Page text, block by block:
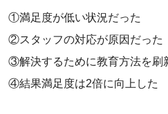
①満足度が低い状況だった
②スタッフの対応が原因だった
③解決するために教育方法を刷
④結果満足度は2倍に向上した